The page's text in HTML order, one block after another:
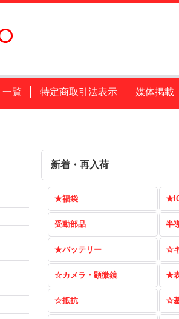
一覧 特定商取引法表示 媒体掲載
新着・再入荷
★福袋
受動部品 半
★バッテリー ☆
☆カメラ・顕微鏡 ★
☆抵抗 ☆